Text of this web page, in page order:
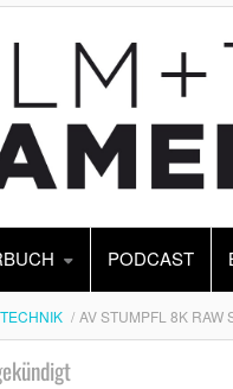
PODCAST
TECHNIK AV STUMPFL 8K RAW